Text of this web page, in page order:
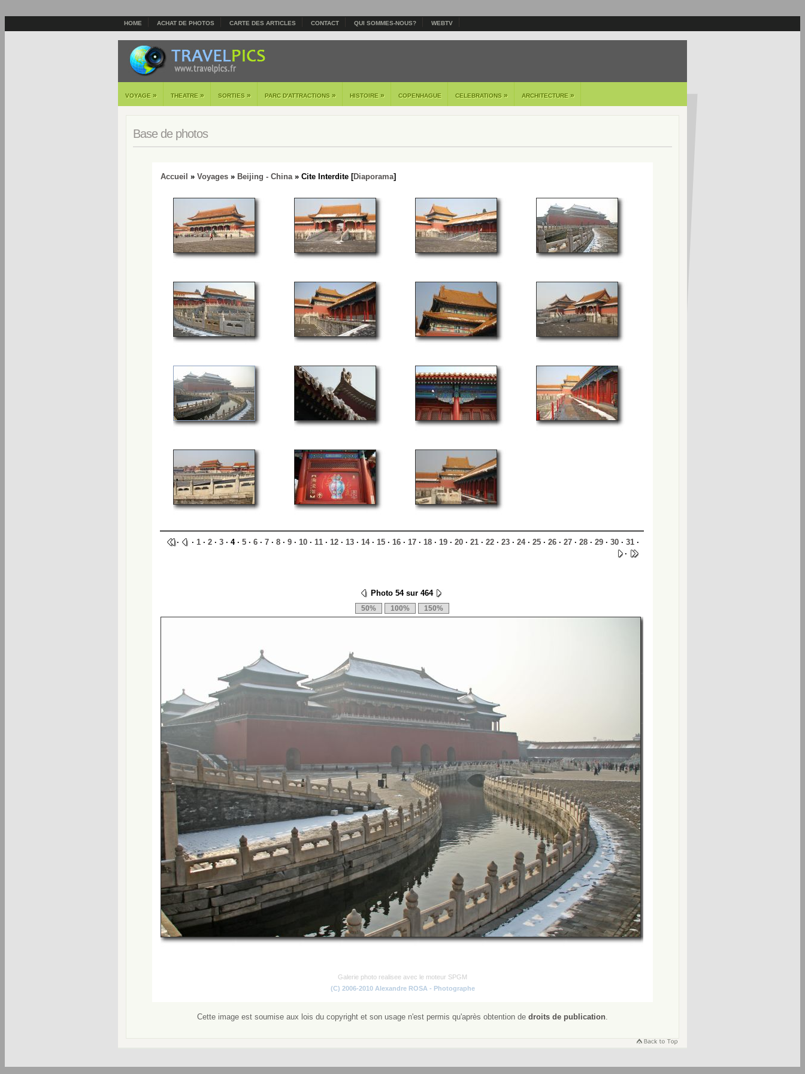
HOME ACHAT DE PHOTOS CARTE DES ARTICLES CONTACT QUI SOMMES-NOUS? WEBTV
VOYAGE » THEATRE » SORTIES » PARC D'ATTRACTIONS » HISTOIRE » COPENHAGUE CELEBRATIONS » ARCHITECTURE »
Base de photos
Accueil » Voyages » Beijing - China» Cite Interdite [Diaporama]
· · 1 · 2 · 3 · 4 · 5 · 6 · 7 · 8 · 9 · 10 · 11 · 12 · 13 · 14· 15 · 16 · 17 · 18 · 19 · 20 · 21 · 22 · 23 · 24· 25 · 26 · 27 · 28 · 29 · 30 · 31 ·
·
Photo 54 sur 464
Galerie photo realisee avec le moteur SPGM
(C) 2006-2010 Alexandre ROSA - Photographe
Cette image est soumise aux lois du copyright et son usage n'est permis qu'après obtention de droits de publication.